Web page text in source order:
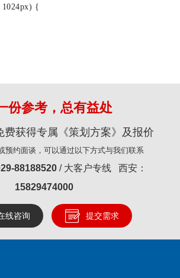
1024px) {
份参考，总有益处
费获得专属《策划方案》及报价
预约面谈，可以通过以下方式与我们联系
88188520 / 大客户专线 西安：
15829474000
线咨询 提交需求